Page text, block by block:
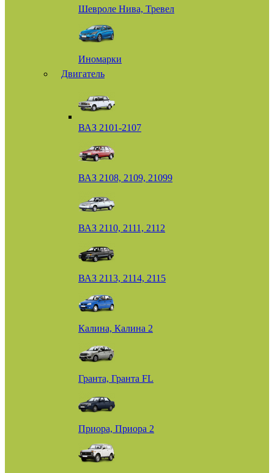
Шевроле Нива, Тревел
Иномарки
Двигатель
ВАЗ 2101-2107
ВАЗ 2108, 2109, 21099
ВАЗ 2110, 2111, 2112
ВАЗ 2113, 2114, 2115
Калина, Калина 2
Гранта, Гранта FL
Приора, Приора 2